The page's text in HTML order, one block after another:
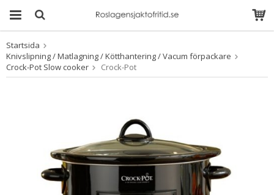
Produkten har blivit
tillagd i varukorgen
Startsida
Knivslipning / Matlagning / Kötthantering / Vacum förpackare
Crock-Pot Slow cooker
Crock-Pot